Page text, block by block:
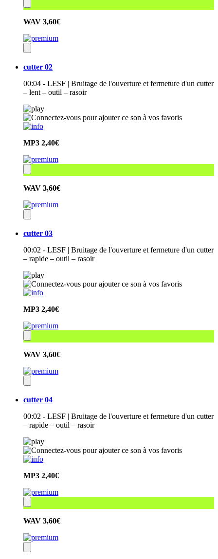
WAV 3,60€
cutter 02
00:04 - LESF | Bruitage de l'ouverture et fermeture d'un cutter
– lent – outil – rasoir
MP3 2,40€
WAV 3,60€
cutter 03
00:02 - LESF | Bruitage de l'ouverture et fermeture d'un cutter
– rapide – outil – rasoir
MP3 2,40€
WAV 3,60€
cutter 04
00:02 - LESF | Bruitage de l'ouverture et fermeture d'un cutter
– rapide – outil – rasoir
MP3 2,40€
WAV 3,60€